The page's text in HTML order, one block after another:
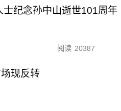
士纪念孙中山逝世101周年
阅读 20387
现反转